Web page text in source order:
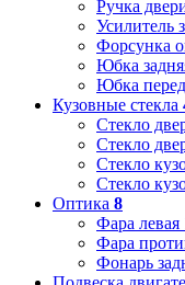
Ручка
Усилитель
Форсунка
Юбка
Юбка
Кузовные стекла
Стекло
Стекло
Стекло
Стекло
Оптика 8
Фара левая
Фара
Фонарь